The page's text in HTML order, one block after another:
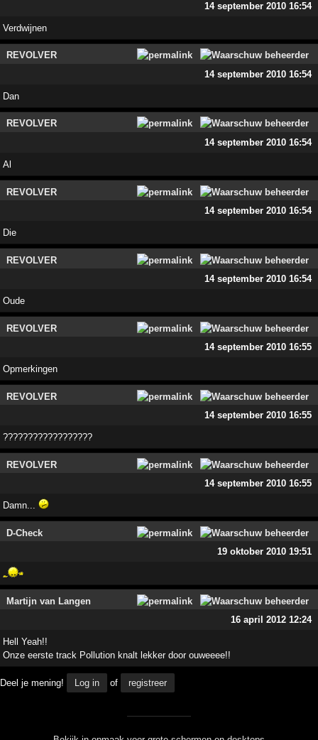
14 september 2010 16:54
Verdwijnen
REVOLVER
14 september 2010 16:54
Dan
REVOLVER
14 september 2010 16:54
Al
REVOLVER
14 september 2010 16:54
Die
REVOLVER
14 september 2010 16:54
Oude
REVOLVER
14 september 2010 16:55
Opmerkingen
REVOLVER
14 september 2010 16:55
??????????????????
REVOLVER
14 september 2010 16:55
Damn...
D-Check
19 oktober 2010 19:51
Martijn van Langen
16 april 2012 12:24
Hell Yeah!!
Onze eerste track Pollution knalt lekker door ouweeee!!
Deel je mening! Log in of registreer